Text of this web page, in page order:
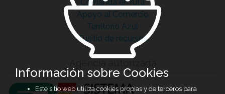
Comanda en ruta
Apoyo al Comercio
Territorio Azul
Tusitio de recursos
Información sobre Cookies
Este sitio web utiliza cookies propias y de terceros para